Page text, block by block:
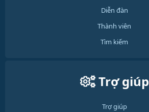
Diễn đàn
Thành viên
Tìm kiếm
Trợ giúp
Trợ giúp